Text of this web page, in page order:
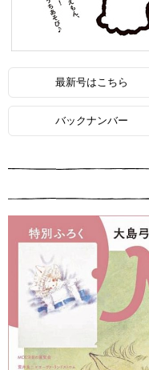
最新号はこちら
バックナンバー